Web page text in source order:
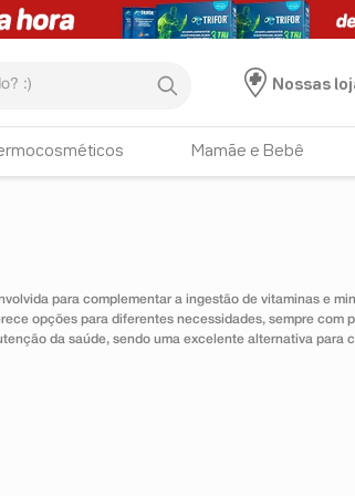
Nossas
Mamãe e Bebê
para complementar a ingestão de vitaminas e
opções para diferentes necessidades, sempre
da saúde, sendo uma excelente alternativa para